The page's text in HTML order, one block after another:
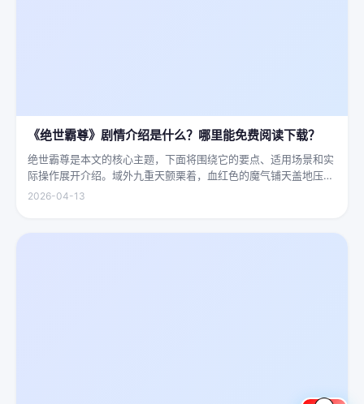
《绝世霸尊》剧情介绍是什么？哪里能免费阅读下载？
绝世霸尊是本文的核心主题，下面将围绕它的要点、适用场景和实
际操作展开介绍。域外九重天颤栗着，血红色的魔气铺天盖地压向
人间界最后一道防线——诛仙阵。阵中百万仙神联军已是强弩之
2026-04-13